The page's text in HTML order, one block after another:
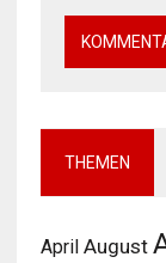
THEMEN
April August